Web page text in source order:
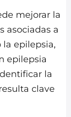
mejorar la
asociadas a
epilepsia,
epilepsia
la
clave